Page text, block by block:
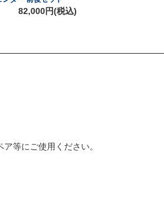
82,000円(税込)
等にご使用ください。